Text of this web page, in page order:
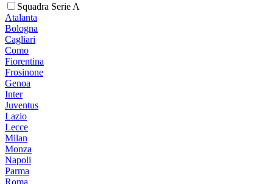
Squadra Serie A
Atalanta
Bologna
Cagliari
Como
Fiorentina
Frosinone
Genoa
Inter
Juventus
Lazio
Lecce
Milan
Monza
Napoli
Parma
Roma